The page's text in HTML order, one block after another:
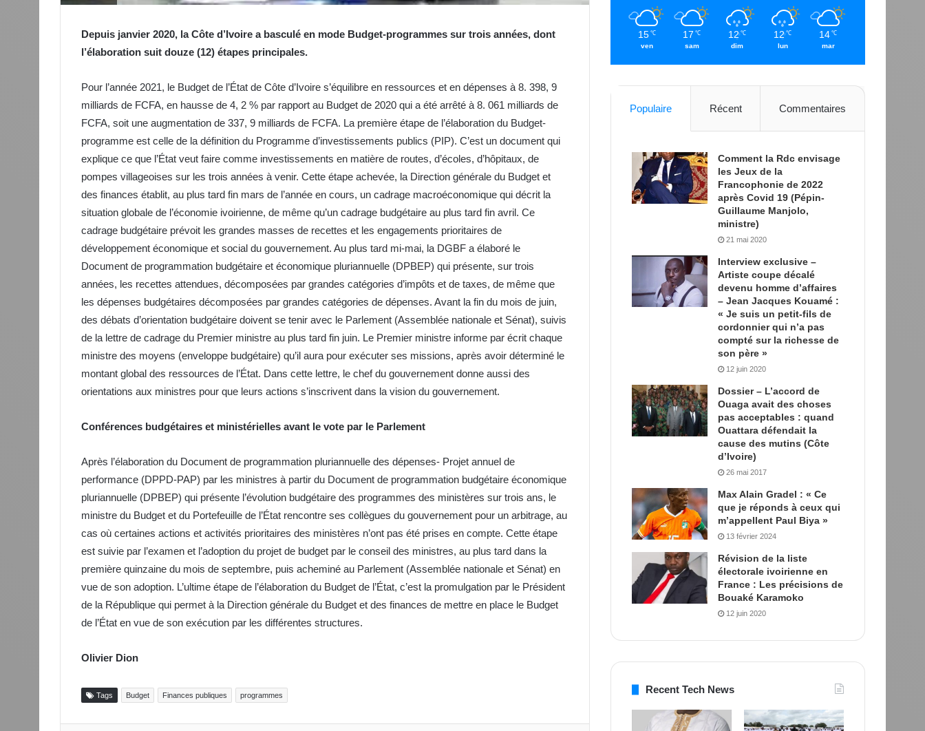
Depuis janvier 2020, la Côte d’Ivoire a basculé en mode Budget-programmes sur trois années, dont
l’élaboration suit douze (12) étapes principales.
Pour l’année 2021, le Budget de l’État de Côte d’Ivoire s’équilibre en ressources et en dépenses à 8. 398, 9
milliards de FCFA, en hausse de 4, 2 % par rapport au Budget de 2020 qui a été arrêté à 8. 061 milliards de
FCFA, soit une augmentation de 337, 9 milliards de FCFA. La première étape de l’élaboration du Budget-
programme est celle de la définition du Programme d’investissements publics (PIP). C’est un document qui
explique ce que l’État veut faire comme investissements en matière de routes, d’écoles, d’hôpitaux, de
pompes villageoises sur les trois années à venir. Cette étape achevée, la Direction générale du Budget et
des finances établit, au plus tard fin mars de l’année en cours, un cadrage macroéconomique qui décrit la
situation globale de l’économie ivoirienne, de même qu’un cadrage budgétaire au plus tard fin avril. Ce
cadrage budgétaire prévoit les grandes masses de recettes et les engagements prioritaires de
développement économique et social du gouvernement. Au plus tard mi-mai, la DGBF a élaboré le
Document de programmation budgétaire et économique pluriannuelle (DPBEP) qui présente, sur trois
années, les recettes attendues, décomposées par grandes catégories d’impôts et de taxes, de même que
les dépenses budgétaires décomposées par grandes catégories de dépenses. Avant la fin du mois de juin,
des débats d’orientation budgétaire doivent se tenir avec le Parlement (Assemblée nationale et Sénat), suivis
de la lettre de cadrage du Premier ministre au plus tard fin juin. Le Premier ministre informe par écrit chaque
ministre des moyens (enveloppe budgétaire) qu’il aura pour exécuter ses missions, après avoir déterminé le
montant global des ressources de l’État. Dans cette lettre, le chef du gouvernement donne aussi des
orientations aux ministres pour que leurs actions s’inscrivent dans la vision du gouvernement.
Conférences budgétaires et ministérielles avant le vote par le Parlement
Après l’élaboration du Document de programmation pluriannuelle des dépenses- Projet annuel de
performance (DPPD-PAP) par les ministres à partir du Document de programmation budgétaire économique
pluriannuelle (DPBEP) qui présente l’évolution budgétaire des programmes des ministères sur trois ans, le
ministre du Budget et du Portefeuille de l’État rencontre ses collègues du gouvernement pour un arbitrage, au
cas où certaines actions et activités prioritaires des ministères n’ont pas été prises en compte. Cette étape
est suivie par l’examen et l’adoption du projet de budget par le conseil des ministres, au plus tard dans la
première quinzaine du mois de septembre, puis acheminé au Parlement (Assemblée nationale et Sénat) en
vue de son adoption. L’ultime étape de l’élaboration du Budget de l’État, c’est la promulgation par le Président
de la République qui permet à la Direction générale du Budget et des finances de mettre en place le Budget
de l’État en vue de son exécution par les différentes structures.
Olivier Dion
Tags Budget Finances publiques programmes
15 ℃
ven
17 ℃
sam
12 ℃
dim
12 ℃
lun
14 ℃
mar
Populaire Récent Commentaires
Comment la Rdc envisage
les Jeux de la
Francophonie de 2022
après Covid 19 (Pépin-
Guillaume Manjolo,
ministre)
21 mai 2020
Interview exclusive –
Artiste coupe décalé
devenu homme d’affaires
– Jean Jacques Kouamé :
« Je suis un petit-fils de
cordonnier qui n’a pas
compté sur la richesse de
son père »
12 juin 2020
Dossier – L’accord de
Ouaga avait des choses
pas acceptables : quand
Ouattara défendait la
cause des mutins (Côte
d’Ivoire)
26 mai 2017
Max Alain Gradel : « Ce
que je réponds à ceux qui
m’appellent Paul Biya »
13 février 2024
Révision de la liste
électorale ivoirienne en
France : Les précisions de
Bouaké Karamoko
12 juin 2020
Recent Tech News